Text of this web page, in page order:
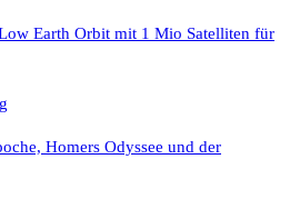
Earth Orbit mit 1 Mio Satelliten für
Homers Odyssee und der